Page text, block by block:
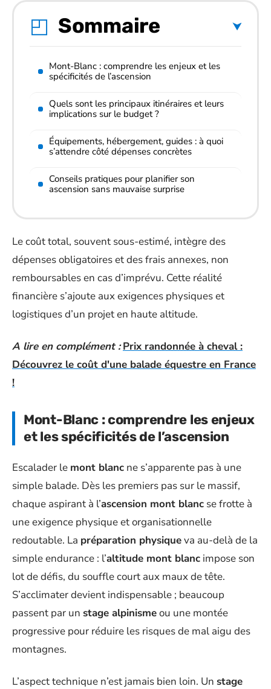
Sommaire
Mont-Blanc : comprendre les enjeux et les
spécificités de l’ascension
Quels sont les principaux itinéraires et leurs
implications sur le budget ?
Équipements, hébergement, guides : à quoi
s’attendre côté dépenses concrètes
Conseils pratiques pour planifier son
ascension sans mauvaise surprise
Le coût total, souvent sous-estimé, intègre des
dépenses obligatoires et des frais annexes, non
remboursables en cas d’imprévu. Cette réalité
financière s’ajoute aux exigences physiques et
logistiques d’un projet en haute altitude.
A lire en complément : Prix randonnée à cheval :
Découvrez le coût d'une balade équestre en France
!
Mont-Blanc : comprendre les enjeux
et les spécificités de l’ascension
Escalader le mont blanc ne s’apparente pas à une
simple balade. Dès les premiers pas sur le massif,
chaque aspirant à l’ascension mont blanc se frotte à
une exigence physique et organisationnelle
redoutable. La préparation physiqueva au-delà de la
simple endurance : l’altitude mont blanc impose son
lot de défis, du souffle court aux maux de tête.
S’acclimater devient indispensable ; beaucoup
passent par un stage alpinismeou une montée
progressive pour réduire les risques de mal aigu des
montagnes.
L’aspect technique n’est jamais bien loin. Un stage